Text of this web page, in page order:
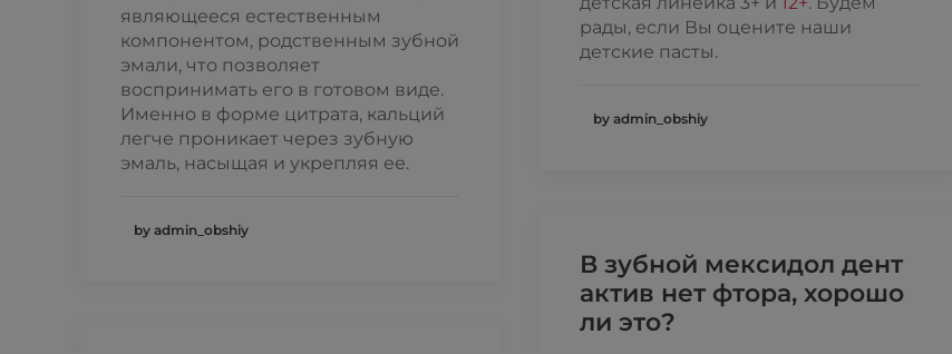
являющееся естественным
компонентом, родственным зубной
эмали, что позволяет
воспринимать его в готовом виде.
Именно в форме цитрата, кальций
легче проникает через зубную
эмаль, насыщая и укрепляя ее.
by admin_obshiy
рады, если Вы оцените наши
детские пасты.
by admin_obshiy
В зубной мексидол дент
актив нет фтора, хорошо
ли это?